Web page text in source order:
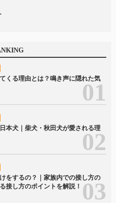
くる理由とは？鳴き声に隠れた気
本犬｜柴犬・秋田犬が愛される理
をするの？｜家族内での接し方の
接し方のポイントを解説！